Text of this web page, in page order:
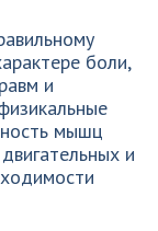
боли,
и
мышц
и